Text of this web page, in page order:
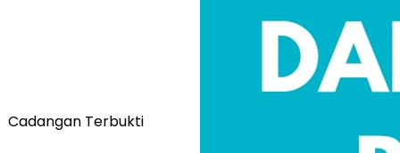
Cadangan Terbukti